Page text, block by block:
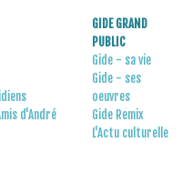
d'André
GIDE GRAND
PUBLIC
Gide - sa vie
Gide - ses
oeuvres
Gide Remix
L'Actu culturelle